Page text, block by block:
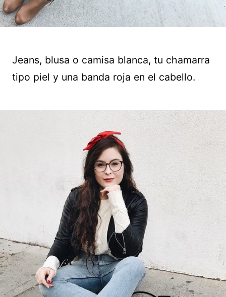
Jeans, blusa o camisa blanca, tu chamarra
tipo piel y una banda roja en el cabello.